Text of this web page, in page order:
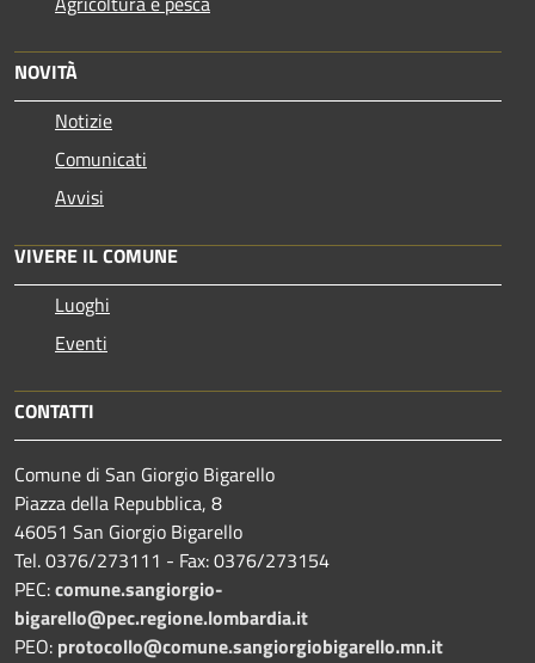
NOVITÀ
Notizie
Comunicati
Avvisi
VIVERE IL COMUNE
Luoghi
Eventi
CONTATTI
Comune di San Giorgio Bigarello
Piazza della Repubblica, 8
46051 San Giorgio Bigarello
Tel. 0376/273111 - Fax: 0376/273154
PEC:comune.sangiorgio-
bigarello@pec.regione.lombardia.it
PEO: protocollo@comune.sangiorgiobigarello.mn.it